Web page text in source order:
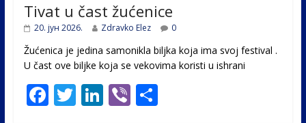
Tivat u čast žućenice
20. јун 2026. Zdravko Elez 0
Žućenica je jedina samonikla biljka koja ima svoj festival .
U čast ovе biljke koja se vekovima koristi u ishrani
F T Li Vi S